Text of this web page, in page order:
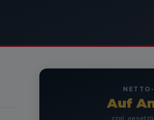
Auf
zzgl.